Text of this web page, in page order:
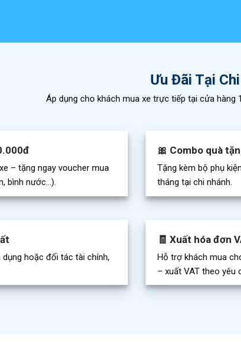
Ưu Đãi Tại
Áp dụng cho khách mua xe trực tiếp tại cửa
– tặng ngay voucher mua
bình nước…).
🎀 Combo quà
Tặng kèm bộ phụ
tháng tại chi nhánh.
dụng hoặc đối tác tài chính,
🧾 Xuất hóa đơn
Hỗ trợ khách mua
– xuất VAT theo yêu